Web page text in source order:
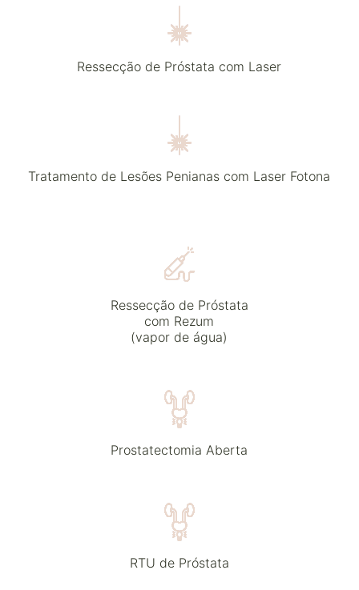
Ressecção de Próstata com Laser
Tratamento de Lesões Penianas com Laser Fotona
Ressecção de Próstata
com Rezum
(vapor de água)
Prostatectomia Aberta
RTU de Próstata